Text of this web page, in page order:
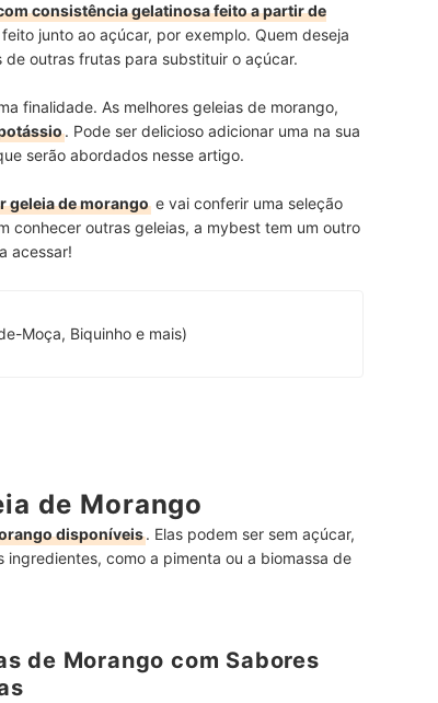
consistência gelatinosa feito a partir de
junto ao açúcar, por exemplo. Quem deseja
outras frutas para substituir o açúcar.
finalidade. As melhores geleias de morango,
. Pode ser delicioso adicionar uma na sua
serão abordados nesse artigo.
geleia de morango e vai conferir uma seleção
conhecer outras geleias, a mybest tem um outro
acessar!
Moça, Biquinho e mais)
de Morango
disponíveis. Elas podem ser sem açúcar,
como a pimenta ou a biomassa de
de Morango com Sabores